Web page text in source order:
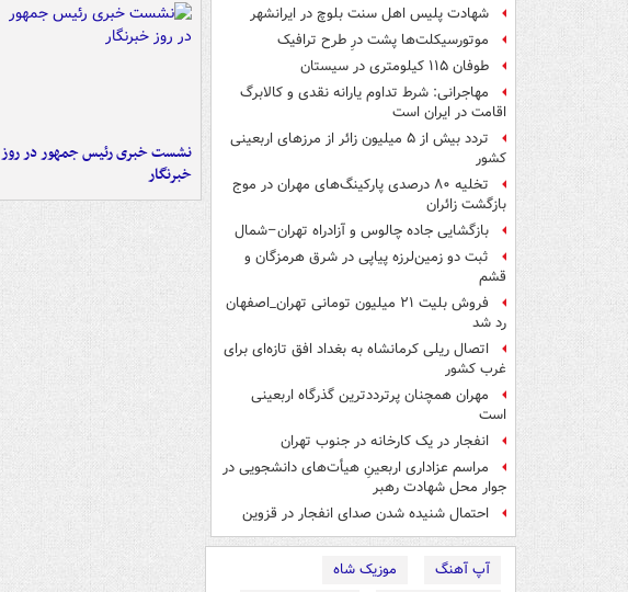
شهادت پلیس اهل سنت بلوچ در ایرانشهر
موتورسیکلت‌ها پشت درِ طرح ترافیک
طوفان ۱۱۵ کیلومتری در سیستان
مهاجرانی: شرط تداوم یارانه نقدی و کالابرگ
اقامت در ایران است
تردد بیش از ۵ میلیون زائر از مرزهای اربعینی
کشور
تخلیه ۸۰ درصدی پارکینگ‌های مهران در موج
بازگشت زائران
بازگشایی جاده چالوس و آزادراه تهران–شمال
ثبت دو زمین‌لرزه پیاپی در شرق هرمزگان و
قشم
فروش بلیت ۲۱ میلیون تومانی تهران_اصفهان
رد شد
اتصال ریلی کرمانشاه به بغداد افق تازه‌ای برای
غرب کشور
مهران همچنان پرترددترین گذرگاه اربعینی
است
انفجار در یک کارخانه در جنوب تهران
مراسم عزاداری اربعینِ هیأت‌های دانشجویی در
جوار محل شهادت رهبر
احتمال شنیده شدن صدای انفجار در قزوین
آپ آهنگ موزیک شاه
نشست خبری رئیس جمهور در روز
خبرنگار